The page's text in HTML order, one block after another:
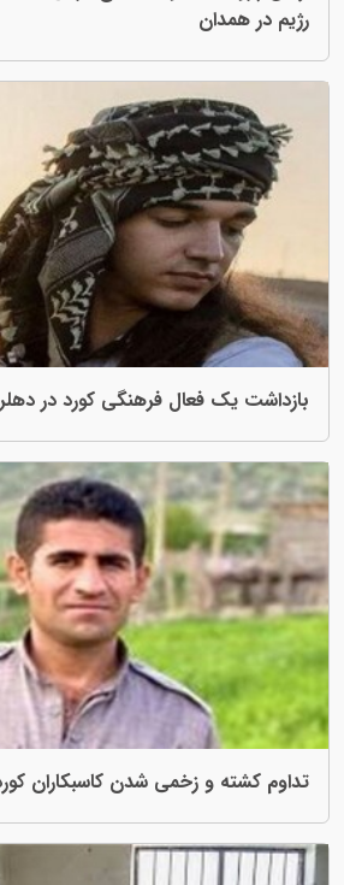
کورد در دهلران
شدن کاسبکاران کورد